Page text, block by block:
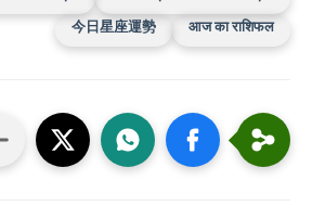
आज का राशिफल
今日星座運勢